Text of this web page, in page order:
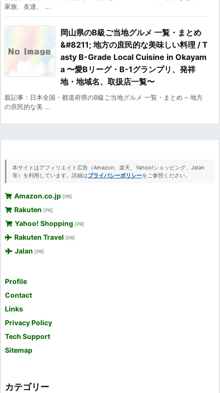
家族、友達、 ...
岡山県のB級ご当地グルメ 一覧・まとめ
&#8211; 地方の庶民的な美味しい料理 / T
asty B-Grade Local Cuisine in Okayam
a 〜愛Bリーグ・B-1グランプリ、発祥
地・地域名、取扱店一覧〜
親記事：日本全国・都道府県のB級ご当地グルメ 一覧・まとめ – 地方
の庶民的な美 ...
本サイトはアフィリエイト広告（Amazon、楽天、Yahoo!ショッピング、Jalan
等）を利用しています。詳細はプライバシーポリシーをご参照ください。
Amazon.co.jp [PR]
Rakuten [PR]
Yahoo! Shopping [PR]
Rakuten Travel [PR]
Jalan [PR]
Profile
Contact
Links
Privacy Policy
Tech Support
Sitemap
カテゴリー